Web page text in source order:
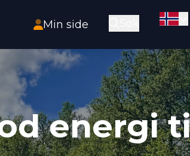
Min side Åpne Skift
energi